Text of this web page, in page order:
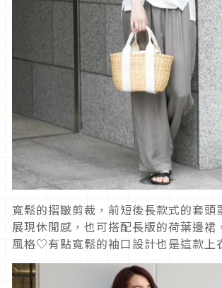
寬鬆的摺皺剪裁，前短後長款式的套頭
展現休閒感，也可搭配長版的荷葉邊裙
風格♡有點寬鬆的袖口設計也是這款上